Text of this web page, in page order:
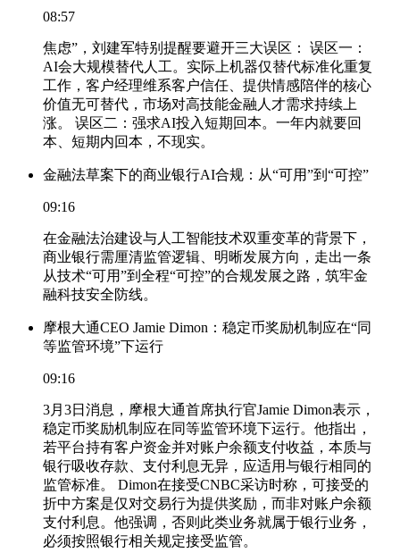
08:57
焦虑”，刘建军特别提醒要避开三大误区： 误区一：
AI会大规模替代人工。实际上机器仅替代标准化重复
工作，客户经理维系客户信任、提供情感陪伴的核心
价值无可替代，市场对高技能金融人才需求持续上
涨。 误区二：强求AI投入短期回本。一年内就要回
本、短期内回本，不现实。
金融法草案下的商业银行AI合规：从“可用”到“可控”
09:16
在金融法治建设与人工智能技术双重变革的背景下，
商业银行需厘清监管逻辑、明晰发展方向，走出一条
从技术“可用”到全程“可控”的合规发展之路，筑牢金
融科技安全防线。
摩根大通CEO Jamie Dimon：稳定币奖励机制应在“同
等监管环境”下运行
09:16
3月3日消息，摩根大通首席执行官Jamie Dimon表示，
稳定币奖励机制应在同等监管环境下运行。他指出，
若平台持有客户资金并对账户余额支付收益，本质与
银行吸收存款、支付利息无异，应适用与银行相同的
监管标准。 Dimon在接受CNBC采访时称，可接受的
折中方案是仅对交易行为提供奖励，而非对账户余额
支付利息。他强调，否则此类业务就属于银行业务，
必须按照银行相关规定接受监管。